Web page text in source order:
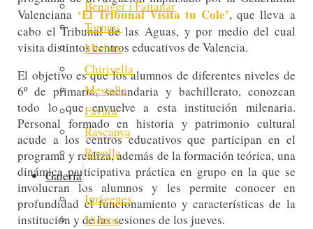
Benàger i Faitanar
Tormos
Mislata
Chirivella
Mestalla
Favara
Rascanya
Rovella
Galería
Imágenes
Videos
Valenciana ‘El Tribunal Visita tu Cole’, que lleva a
cabo el Tribunal de las Aguas, y por medio del cual
visita distintos centros educativos de Valencia.
El objetivo es que los alumnos de diferentes niveles de
6º de primaria, secundaria y bachillerato, conozcan
todo lo que envuelve a esta institución milenaria.
Personal formado en historia y patrimonio cultural
acude a los centros educativos que participan en el
programa y realiza, además de la formación teórica, una
dinámica participativa práctica en grupo en la que se
involucran los alumnos y les permite conocer en
profundidad el funcionamiento y características de la
institución y de las sesiones de los jueves.